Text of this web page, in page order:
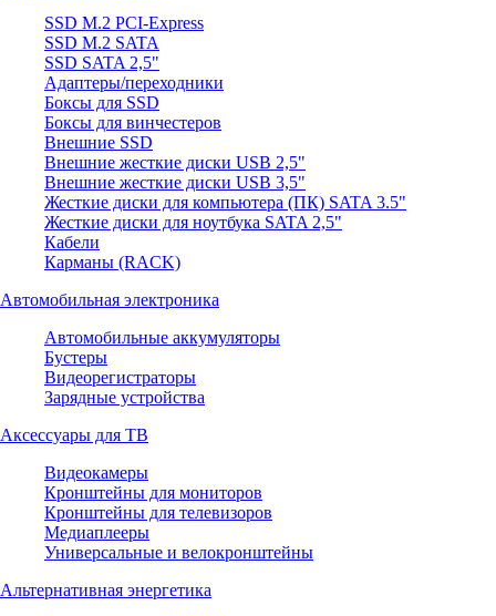
SSD M.2 PCI-Express
SSD M.2 SATA
SSD SATA 2,5"
Адаптеры/переходники
Боксы для SSD
Боксы для винчестеров
Внешние SSD
Внешние жесткие диски USB 2,5"
Внешние жесткие диски USB 3,5"
Жесткие диски для компьютера (ПК) SATA 3.5"
Жесткие диски для ноутбука SATA 2,5"
Кабели
Карманы (RACK)
Автомобильная электроника
Автомобильные аккумуляторы
Бустеры
Видеорегистраторы
Зарядные устройства
Аксессуары для ТВ
Видеокамеры
Кронштейны для мониторов
Кронштейны для телевизоров
Медиаплееры
Универсальные и велокронштейны
Альтернативная энергетика